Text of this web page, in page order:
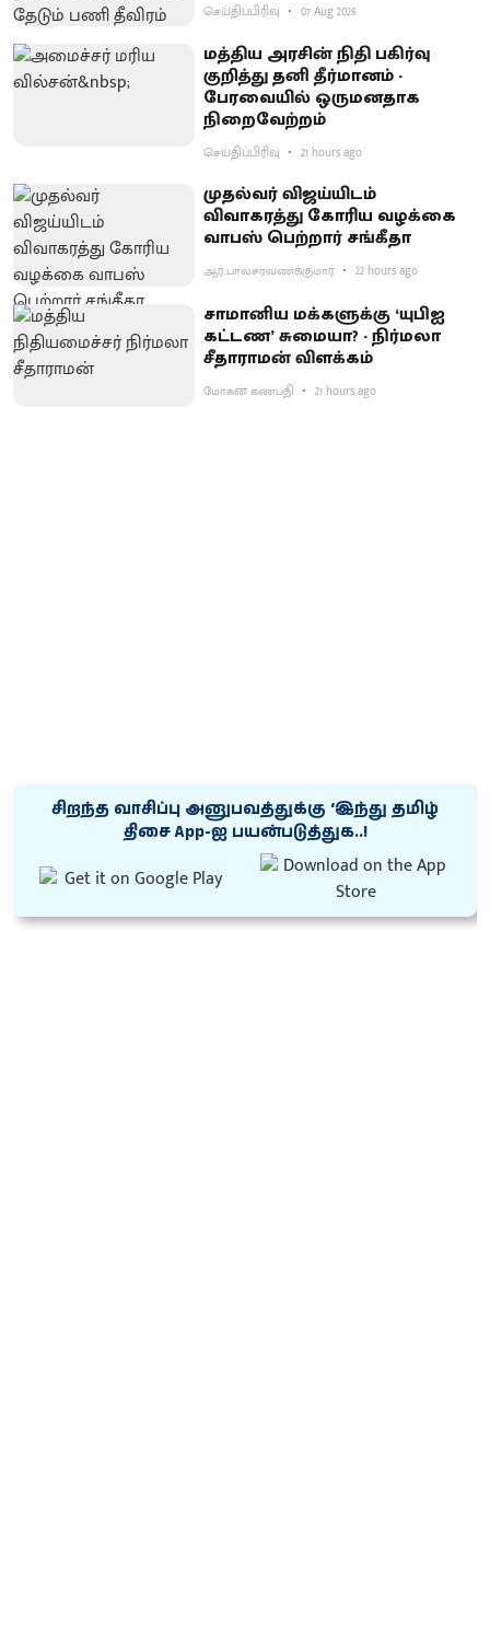
செய்திப்பிரிவு 07 Aug 2026
மத்திய அரசின் நிதி பகிர்வு
குறித்து தனி தீர்மானம் -
பேரவையில் ஒருமனதாக
நிறைவேற்றம்
செய்திப்பிரிவு 21 hours ago
முதல்வர் விஜய்யிடம்
விவாகரத்து கோரிய வழக்கை
வாபஸ் பெற்றார் சங்கீதா
ஆர்.பாலசரவணக்குமார் 22 hours ago
சாமானிய மக்களுக்கு ‘யுபிஐ
கட்டண’ சுமையா? - நிர்மலா
சீதாராமன் விளக்கம்
மோகன் கணபதி 21 hours ago
சிறந்த வாசிப்பு அனுபவத்துக்கு ‘இந்து தமிழ்
திசை App-ஐ பயன்படுத்துக..!